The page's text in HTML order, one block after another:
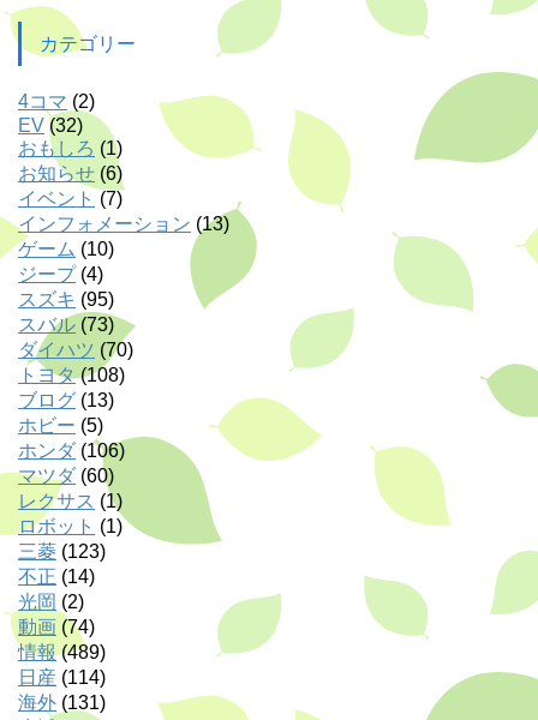
カテゴリー
4コマ (2)
EV (32)
おもしろ (1)
お知らせ (6)
イベント (7)
インフォメーション (13)
ゲーム (10)
ジープ(4)
スズキ (95)
スバル (73)
ダイハツ (70)
トヨタ(108)
ブログ (13)
ホビー (5)
ホンダ (106)
マツダ (60)
レクサス (1)
ロボット (1)
三菱 (123)
不正 (14)
光岡 (2)
動画 (74)
情報(489)
日産 (114)
海外 (131)